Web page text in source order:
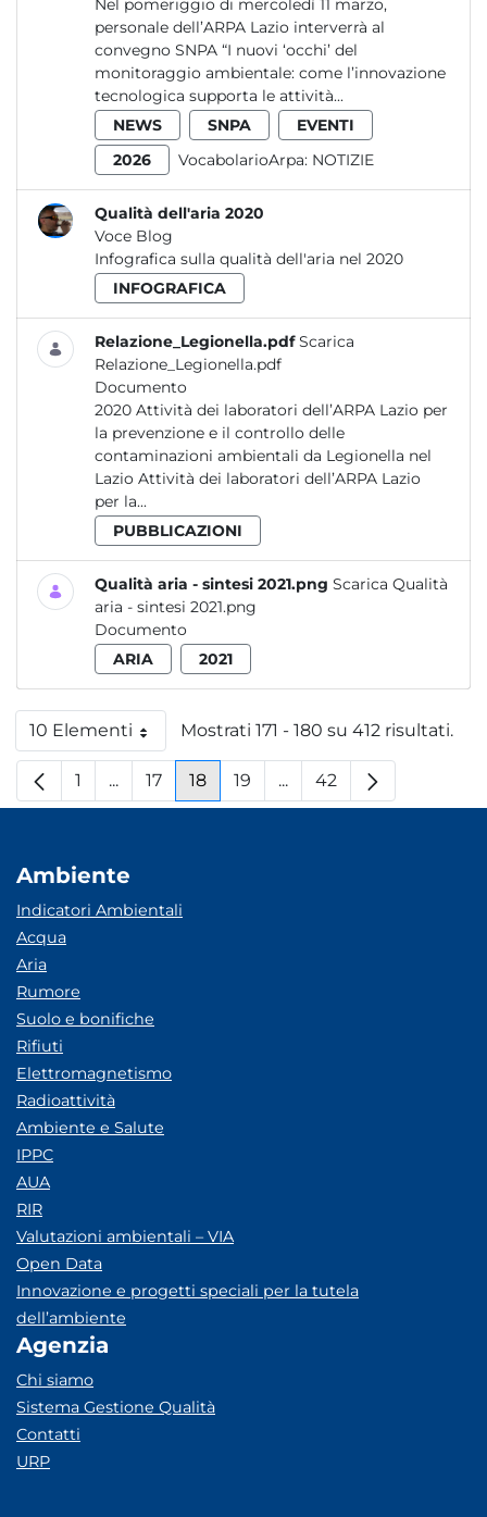
Nel pomeriggio di mercoledì 11 marzo,
personale dell’ARPA Lazio interverrà al
convegno SNPA “I nuovi ‘occhi’ del
monitoraggio ambientale: come l’innovazione
tecnologica supporta le attività...
NEWS
SNPA
EVENTI
2026
VocabolarioArpa: NOTIZIE
Qualità dell'aria 2020
Voce Blog
Infografica sulla qualità dell'aria nel 2020
INFOGRAFICA
Relazione_Legionella.pdf Scarica
Relazione_Legionella.pdf
Documento
2020 Attività dei laboratori dell’ARPA Lazio per
la prevenzione e il controllo delle
contaminazioni ambientali da Legionella nel
Lazio Attività dei laboratori dell’ARPA Lazio
per la...
PUBBLICAZIONI
Qualità aria - sintesi 2021.png Scarica Qualità
aria - sintesi 2021.png
Documento
ARIA
2021
10 ElementiPer paginaMostrati 171 - 180 su 412 risultati.
Pagina
1 ...Pagine intermedie
Pagina
17 Pagina
18 Pagina
19 ...Pagine intermedie
Pagina
42
Ambiente
Indicatori Ambientali
Acqua
Aria
Rumore
Suolo e bonifiche
Rifiuti
Elettromagnetismo
Radioattività
Ambiente e Salute
IPPC
AUA
RIR
Valutazioni ambientali – VIA
Open Data
Innovazione e progetti speciali per la tutela
dell’ambiente
Agenzia
Chi siamo
Sistema Gestione Qualità
Contatti
URP